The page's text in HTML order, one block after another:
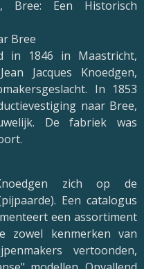
Bree: Een Historisch
Bree
in 1846 in Maastricht,
Jacques Knoedgen,
In 1853
naar Bree,
De fabriek was
zich op de
Een catalogus
een assortiment
zowel kenmerken van
vertoonden,